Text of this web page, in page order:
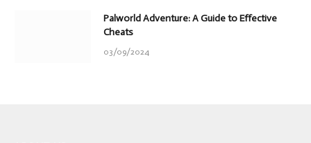
Palworld Adventure: A Guide to Effective
Cheats
03/09/2024